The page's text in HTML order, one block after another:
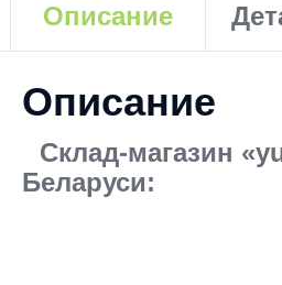
Описание
Описание
Склад-магазин
Беларуси: